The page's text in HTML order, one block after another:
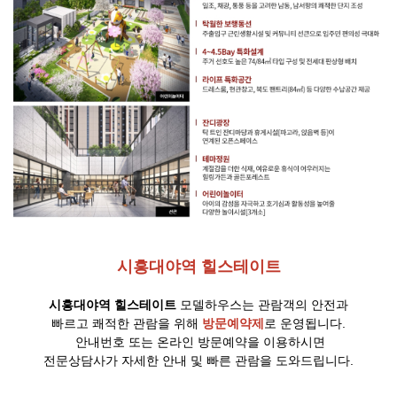
시흥대야역 힐스테이트
시흥대야역 힐스테이트 모델하우스는 관람객의 안전과
빠르고 쾌적한 관람을 위해 방문예약제 로 운영됩니다.
안내번호 또는 온라인 방문예약을 이용하시면
전문상담사가 자세한 안내 및 빠른 관람을 도와드립니다.